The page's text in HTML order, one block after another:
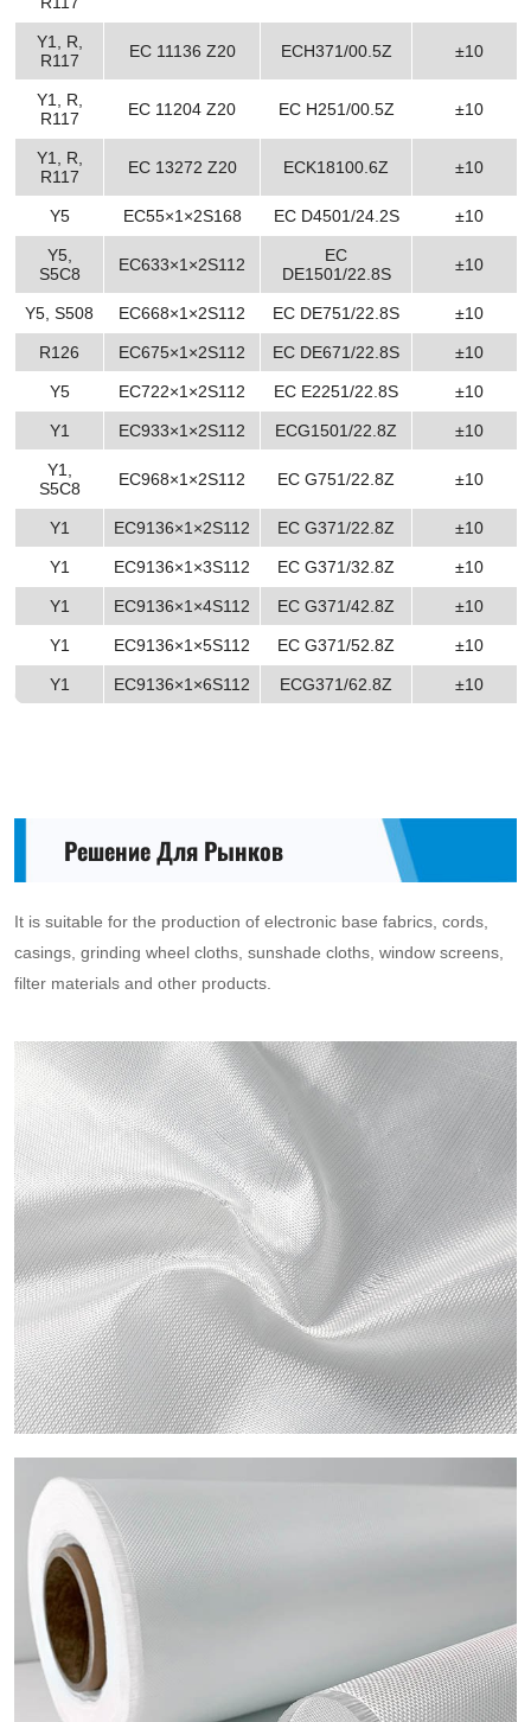
Y1, R,
R117
EC 11136 Z20 ECH371/00.5Z ±10
Y1, R,
R117
EC 11204 Z20 EC H251/00.5Z ±10
Y1, R,
R117
EC 13272 Z20 ECK18100.6Z ±10
Y5 EC55×1×2S168 EC D4501/24.2S ±10
Y5,
S5C8
EC633×1×2S112
EC
DE1501/22.8S
±10
Y5, S508 EC668×1×2S112 EC DE751/22.8S ±10
R126 EC675×1×2S112 EC DE671/22.8S ±10
Y5 EC722×1×2S112 EC E2251/22.8S ±10
Y1 EC933×1×2S112 ECG1501/22.8Z ±10
Y1,
S5C8
EC968×1×2S112 EC G751/22.8Z ±10
Y1 EC9136×1×2S112 EC G371/22.8Z ±10
Y1 EC9136×1×3S112 EC G371/32.8Z ±10
Y1 EC9136×1×4S112 EC G371/42.8Z ±10
Y1 EC9136×1×5S112 EC G371/52.8Z ±10
Y1 EC9136×1×6S112 ECG371/62.8Z ±10
Решение Для Рынков
It is suitable for the production of electronic base fabrics, cords,
casings, grinding wheel cloths, sunshade cloths, window screens,
filter materials and other products.